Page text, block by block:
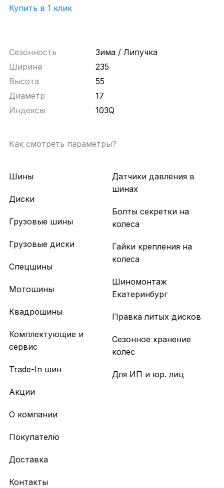
Купить в 1 клик
Сезонность
Зима / Липучка
Ширина
235
Высота
55
Диаметр
17
Индексы
103Q
Как смотреть параметры?
Шины
Диски
Грузовые шины
Грузовые диски
Спецшины
Мотошины
Квадрошины
Комплектующие и
сервис
Trade-In шин
Акции
Датчики давления в
шинах
Болты секретки на
колеса
Гайки крепления на
колеса
Шиномонтаж
Екатеринбург
Правка литых дисков
Сезонное хранение
колес
Для ИП и юр. лиц
О компании
Покупателю
Доставка
Контакты